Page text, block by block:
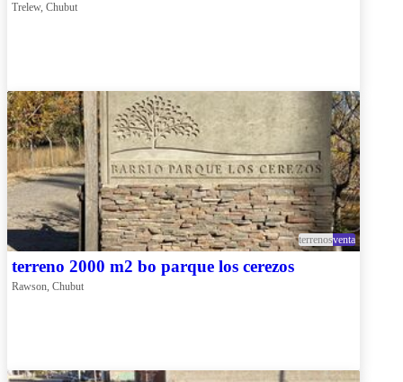
Trelew, Chubut
terrenosventa
terreno 2000 m2 bo parque los cerezos
Rawson, Chubut